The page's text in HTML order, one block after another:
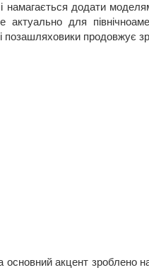
намагається додати
актуально для
позашляховики продовжує
основний акцент зроблено на